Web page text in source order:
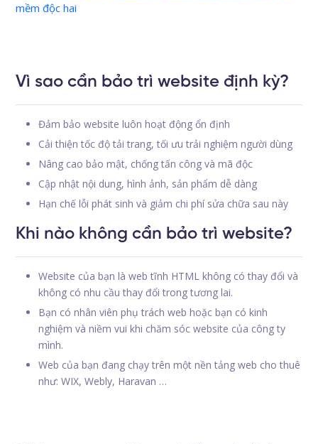
mềm độc hai
Vì sao cần bảo trì website định kỳ?
Đảm bảo website luôn hoạt động ổn định
Cải thiện tốc độ tải trang, tối ưu trải nghiệm người dùng
Nâng cao bảo mật, chống tấn công và mã độc
Cập nhật nội dung, hình ảnh, sản phẩm dễ dàng
Hạn chế lỗi phát sinh và giảm chi phí sửa chữa sau này
Khi nào không cần bảo trì website?
Website của bạn là web tĩnh HTML không có thay đổi và
không có nhu cầu thay đổi trong tương lai.
Bạn có nhân viên phụ trách web hoặc bạn có kinh
nghiệm và niềm vui khi chăm sóc website của công ty
mình.
Web của bạn đang chạy trên một nền tảng web cho thuê
như: WIX, Webly, Haravan …